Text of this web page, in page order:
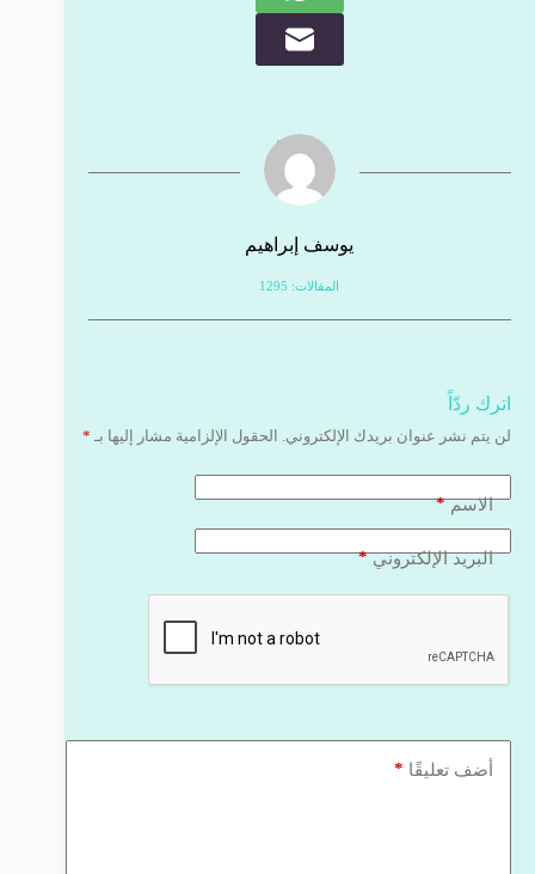
يوسف إبراهيم
المقالات: 1295
اترك ردّاً
لن يتم نشر عنوان بريدك الإلكتروني. الحقول الإلزامية مشار إليها بـ *
الاسم*
البريد الإلكتروني*
أضف تعليقًا *